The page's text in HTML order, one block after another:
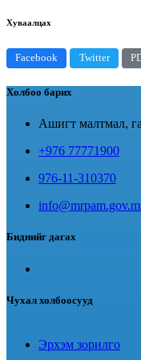
Хуваалцах
Facebook Twitter
Холбоо барих
Ашигт малтмал,
+976 77771900
976-11-310370
Биднийг дагах
Чухал холбоосууд
Эрхэм зорилго